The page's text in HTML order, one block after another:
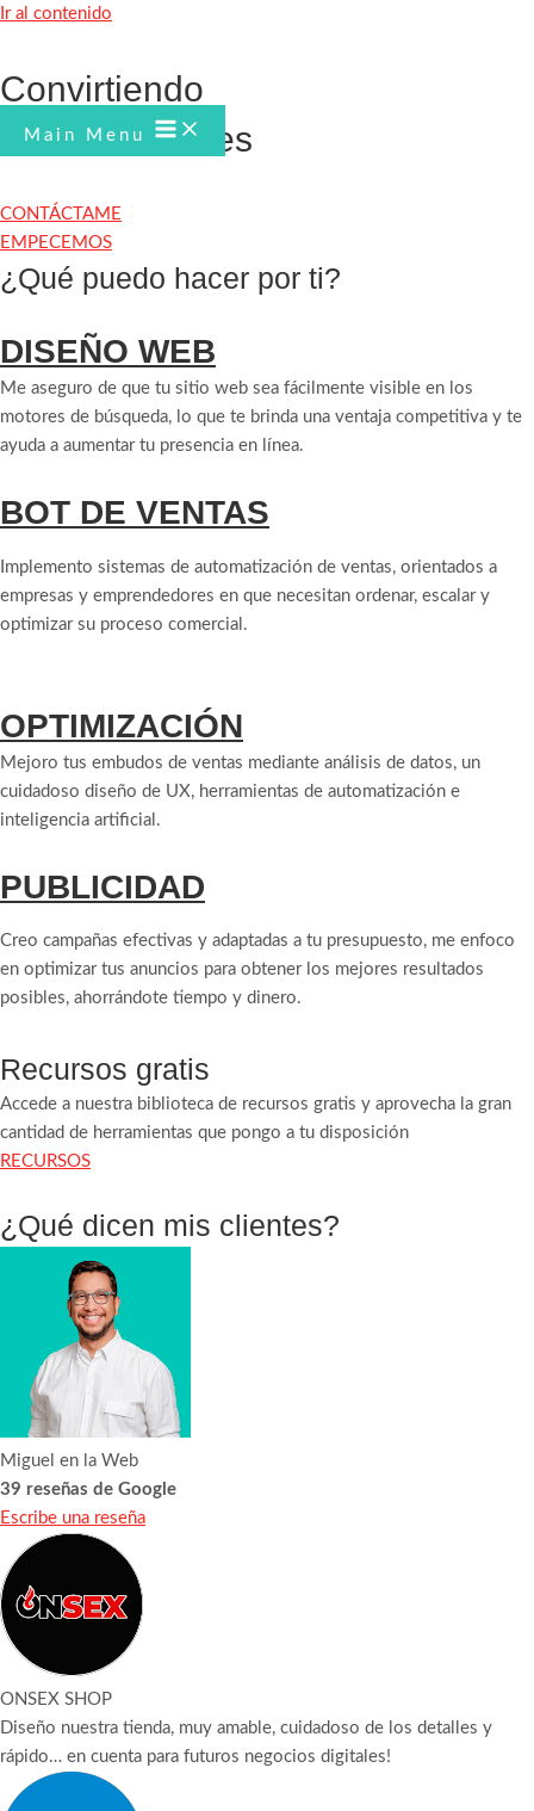
Ir al contenido
Main Menu
Convirtiendo
clics en clientes
CONTÁCTAME
EMPECEMOS
¿Qué puedo hacer por ti?
DISEÑO WEB
Me aseguro de que tu sitio web sea fácilmente visible en los
motores de búsqueda, lo que te brinda una ventaja competitiva y te
ayuda a aumentar tu presencia en línea.
BOT DE VENTAS
Implemento sistemas de automatización de ventas, orientados a
empresas y emprendedores en que necesitan ordenar, escalar y
optimizar su proceso comercial.
OPTIMIZACIÓN
Mejoro tus embudos de ventas mediante análisis de datos, un
cuidadoso diseño de UX, herramientas de automatización e
inteligencia artificial.
PUBLICIDAD
Creo campañas efectivas y adaptadas a tu presupuesto, me enfoco
en optimizar tus anuncios para obtener los mejores resultados
posibles, ahorrándote tiempo y dinero.
Recursos gratis
Accede a nuestra biblioteca de recursos gratis y aprovecha la gran
cantidad de herramientas que pongo a tu disposición
RECURSOS
¿Qué dicen mis clientes?
Miguel en la Web
39 reseñas de Google
Escribe una reseña
ONSEX SHOP
Diseño nuestra tienda, muy amable, cuidadoso de los detalles y
rápido… en cuenta para futuros negocios digitales!